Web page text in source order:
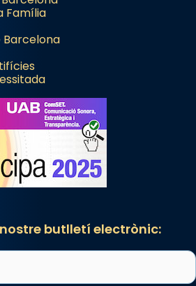
Família
Barcelona
butlletí electrònic: